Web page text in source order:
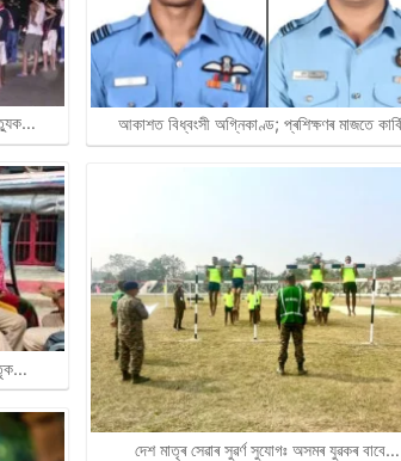
আকাশত বিধ্বংসী অগ্নিকাণ্ড; প্ৰশিক্ষণৰ মাজতে
দেশ মাতৃৰ সেৱাৰ সুৱৰ্ণ সুযোগঃ অসমৰ যুৱকৰ বাবে…